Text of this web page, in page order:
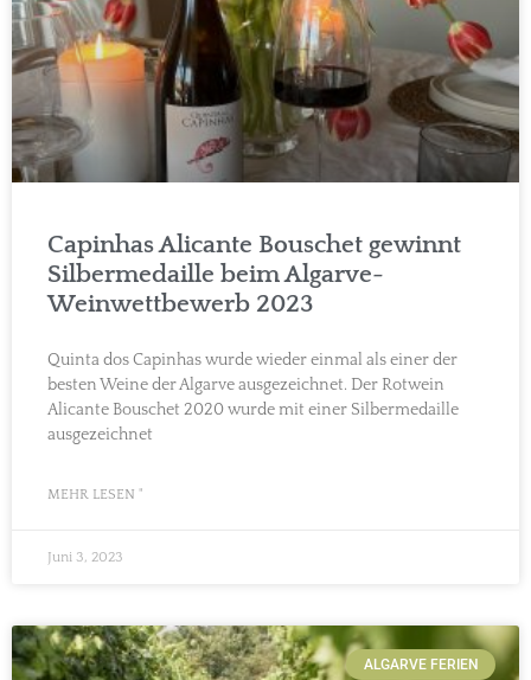
Capinhas Alicante Bouschet gewinnt
Silbermedaille beim Algarve-
Weinwettbewerb 2023
Quinta dos Capinhas wurde wieder einmal als einer der
besten Weine der Algarve ausgezeichnet. Der Rotwein
Alicante Bouschet 2020 wurde mit einer Silbermedaille
ausgezeichnet
MEHR LESEN "
Juni 3, 2023
ALGARVE FERIEN